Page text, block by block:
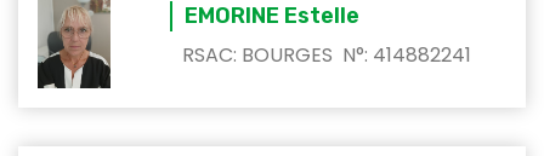
EMORINE Estelle
RSAC: BOURGES N°: 414882241